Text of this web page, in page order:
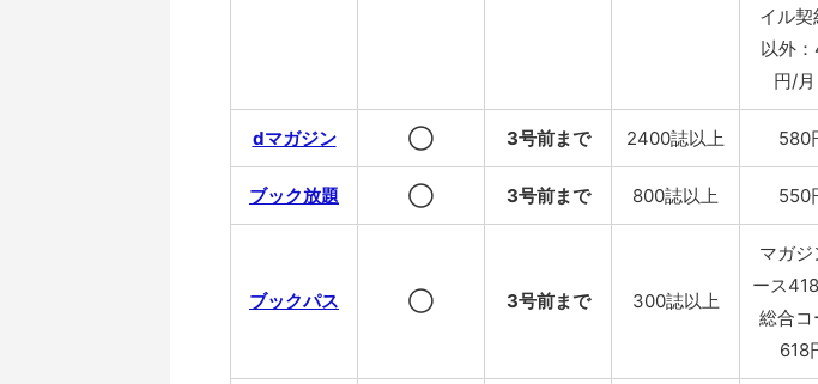
イル契
以外
円/月
dマガジン ◯ 3号前まで 2400誌以上 580
ブック放題 ◯ 3号前まで 800誌以上 550
ブックパス ◯ 3号前まで 300誌以上
マガジ
ース
総合コ
618